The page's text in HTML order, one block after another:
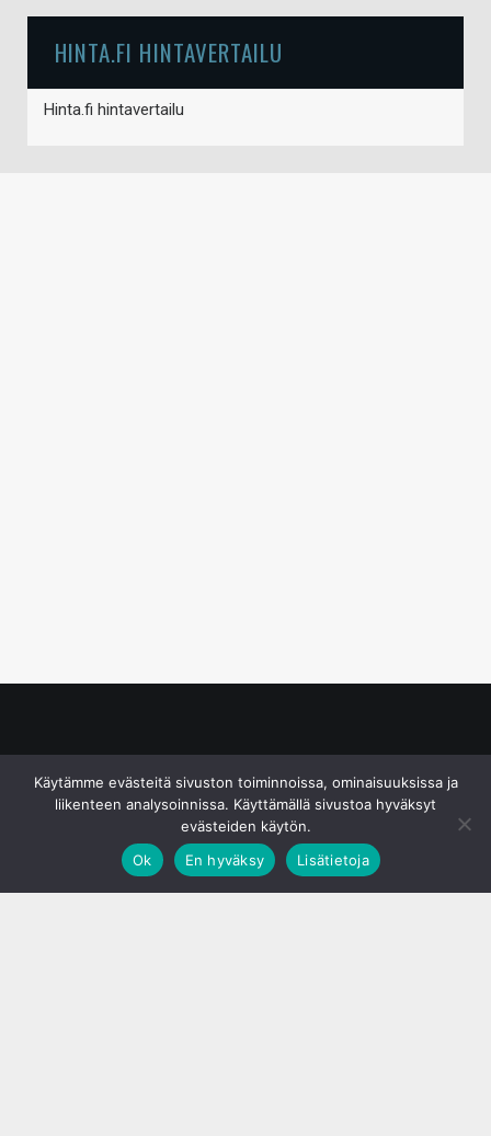
HINTA.FI HINTAVERTAILU
Hinta.fi hintavertailu
Käytämme evästeitä sivuston toiminnoissa, ominaisuuksissa ja
liikenteen analysoinnissa. Käyttämällä sivustoa hyväksyt
evästeiden käytön.
Ok
En hyväksy Lisätietoja